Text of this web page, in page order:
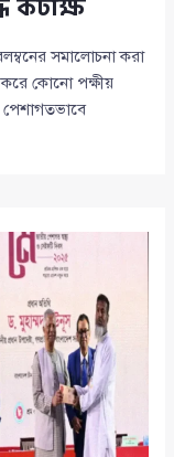
কটাক্ষ
সমালোচনা করা
করে কোনো পক্ষীয়
পেশাগতভাবে